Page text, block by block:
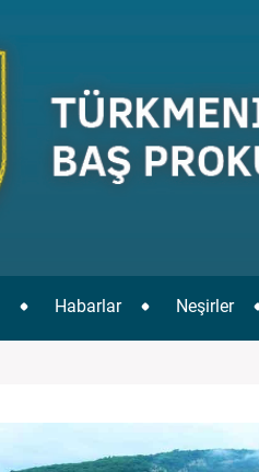
Habarlar Neşirler